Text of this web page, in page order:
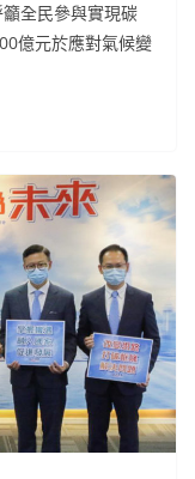
全民參與實現碳
億元於應對氣候變